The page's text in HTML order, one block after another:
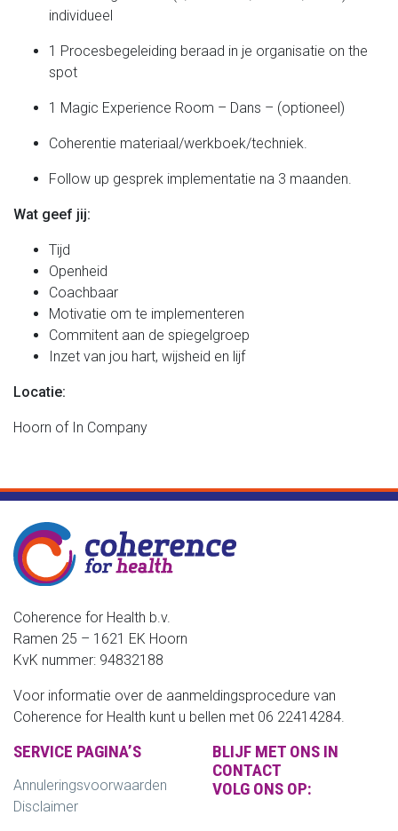
individueel
1 Procesbegeleiding beraad in je organisatie on the
spot
1 Magic Experience Room – Dans – (optioneel)
Coherentie materiaal/werkboek/techniek.
Follow up gesprek implementatie na 3 maanden.
Wat geef jij:
Tijd
Openheid
Coachbaar
Motivatie om te implementeren
Commitent aan de spiegelgroep
Inzet van jou hart, wijsheid en lijf
Locatie:
Hoorn of In Company
Coherence for Health b.v.
Ramen 25 – 1621 EK Hoorn
KvK nummer: 94832188
Voor informatie over de aanmeldingsprocedure van
Coherence for Health kunt u bellen met 06 22414284.
SERVICE PAGINA’S
Annuleringsvoorwaarden
Disclaimer
BLIJF MET ONS IN
CONTACT
VOLG ONS OP: